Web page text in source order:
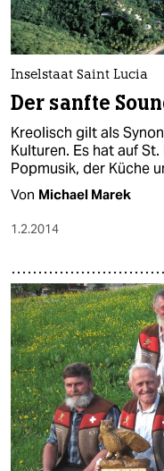
Inselstaat Saint Lucia
Der sanfte
Kreolisch gilt als
Kulturen. Es hat auf
Popmusik, der Küche
Von Michael Marek
1.2.2014